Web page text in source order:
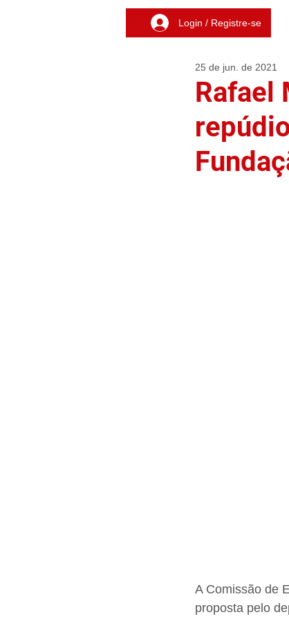
Login / Registre-se
Rafael
25 de jun. de 2021
A Comissão de
proposta pelo